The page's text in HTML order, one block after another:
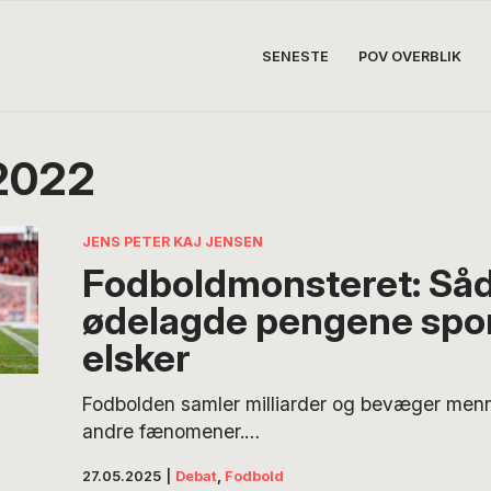
SENESTE POV OVERBLIK
JENS PETER KAJ JENSEN
Fodboldmonsteret:
ødelagde pengene
elsker
Fodbolden samler milliarder og bevæger
andre fænomener.
27.05.2025 Debat, Fodbold